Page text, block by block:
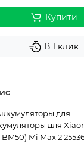
Купити
В 1 клик
для
для
Mi Max 2